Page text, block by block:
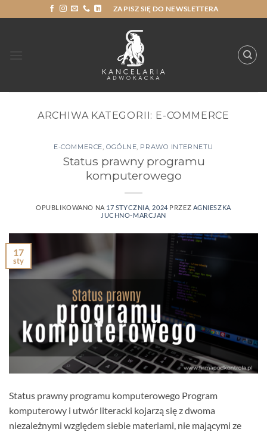
do
ZAPISZ SIĘ DO NEWSLETTERA
ARCHIWA KATEGORII: E-COMMERCE
E-COMMERCE, OGÓLNE, PRAWO INTERNETU
Status prawny programu
komputerowego
OPUBLIKOWANO NA 17 STYCZNIA, 2024 PRZEZ AGNIESZKA
JUCHNO-MARCJAN
17
sty
Status prawny programu komputerowego Program
komputerowy i utwór literacki kojarzą się z dwoma
niezależnymi względem siebie materiami, nie mającymi ze